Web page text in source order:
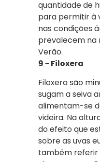
quantidade de
para permitir à
nas condições
prevalecem na
Verão.
9 - Filoxera
Filoxera são
sugam a seiva
alimentam-se
videira. Na
do efeito que
sobre as uvas
também referir